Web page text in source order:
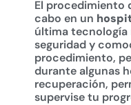
El procedimiento
cabo en un
última tecnología
seguridad y
procedimiento,
durante algunas
recuperación,
supervise tu